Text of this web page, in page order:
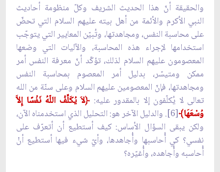
والحقيقة أنّ هذا الحديث الشريف وكلّ منظومة أحاديث
النبي الأكرم والأئمة من أهل بيته عليهم السلام التي تحضّ
على محاسبة النفس، ومجاهدتها، وتُبيّن المعايير التي يتوجّب
استخدامها لإجراء هذه المحاسبة، والآليات التي وضعها
المعصومون عليهم السلام لذلك، تؤكّد أنّ معرفة النفس أمر
ممكن ومتيسّر، بدليل أمر المعصوم بمحاسبة النفس
ومجاهدتها، فإنّ المعصومين عليهم السلام وعلى سنّة من الله
تعالى لا يُكلّفون إلا بالمقدور عليه:﴿لاَ يُكَلِّفُ اللّهُ نَفْسًا إِلاَّ
وُسْعَهَا﴾
[6]. والدليل الآخر هو: التحليل الذي استخدمناه الآن،
ولكن يبقى السؤال الأساس: كيف أستطيع أن أتعرّف على
نفسي؟ كي أُحاسبها وأُجاهدها، وأيّ شيء فيها أستطيع أنْ
أُحاسبه وأُجاهده، وأُغيّره؟